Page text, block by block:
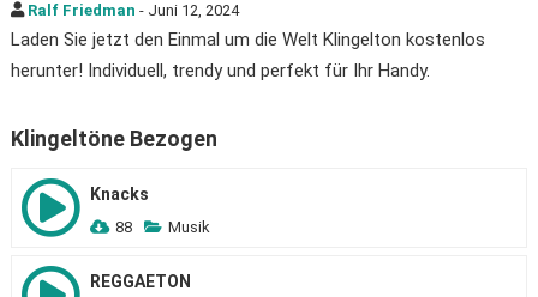
Ralf Friedman - Juni 12, 2024
Laden Sie jetzt den Einmal um die Welt Klingelton kostenlos
herunter! Individuell, trendy und perfekt für Ihr Handy.
Klingeltöne Bezogen
Knacks
88 Musik
REGGAETON